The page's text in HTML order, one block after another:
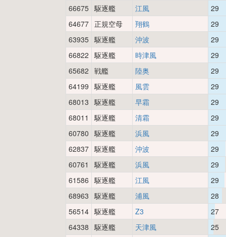
66675 駆逐艦 江風
29
64677 正規空母 翔鶴
29
63935 駆逐艦 沖波
29
66822 駆逐艦 時津風
29
65682 戦艦 陸奥
29
64199 駆逐艦 風雲
29
68013 駆逐艦 早霜
29
68011
駆逐艦 清霜
29
60780 駆逐艦 浜風
29
62837 駆逐艦 沖波
29
60761
駆逐艦 浜風
29
61586 駆逐艦 江風
29
68963 駆逐艦 浦風
28
56514 駆逐艦 Z3
27
64338 駆逐艦 天津風
25